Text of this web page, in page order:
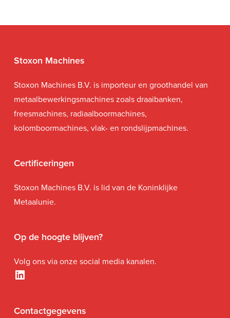
Stoxon Machines
Stoxon Machines B.V. is importeur en groothandel van
metaalbewerkingsmachines zoals draaibanken,
freesmachines, radiaalboormachines,
kolomboormachines, vlak- en rondslijpmachines.
Certificeringen
Stoxon Machines B.V. is lid van de Koninklijke
Metaalunie.
Op de hoogte blijven?
Volg ons via onze social media kanalen.
LinkedIn
Contactgegevens